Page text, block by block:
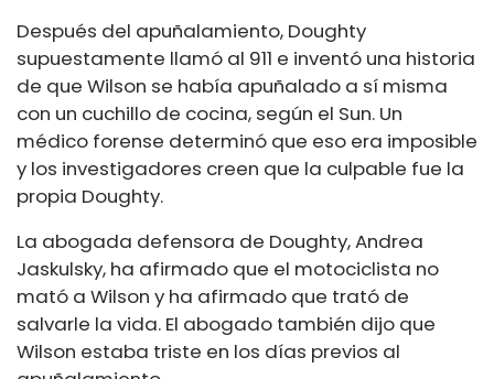
Después del apuñalamiento, Doughty
supuestamente llamó al 911 e inventó una historia
de que Wilson se había apuñalado a sí misma
con un cuchillo de cocina, según el Sun. Un
médico forense determinó que eso era imposible
y los investigadores creen que la culpable fue la
propia Doughty.
La abogada defensora de Doughty, Andrea
Jaskulsky, ha afirmado que el motociclista no
mató a Wilson y ha afirmado que trató de
salvarle la vida. El abogado también dijo que
Wilson estaba triste en los días previos al